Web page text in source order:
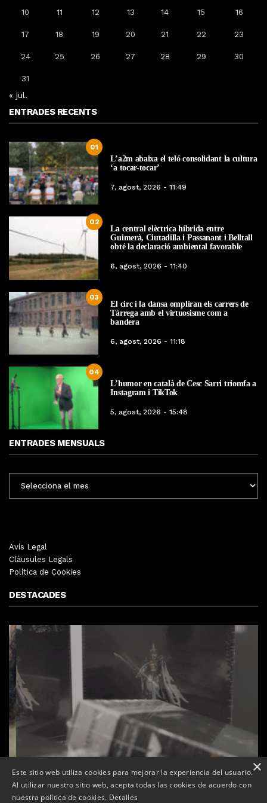
10 11 12 13 14 15 16
17 18 19 20 21 22 23
24 25 26 27 28 29 30
31
« jul.
ENTRADES RECENTS
01
L’a2m abaixa el teló consolidant la cultura
‘a tocar-tocar’
7, agost, 2026 - 11:49
02
La central elèctrica híbrida entre
Guimerà, Ciutadilla i Passanant i Belltall
obté la declaració ambiental favorable
6, agost, 2026 - 11:40
03
El circ i la dansa ompliran els carrers de
Tàrrega amb el virtuosisme com a
bandera
6, agost, 2026 - 11:18
04
L’humor en català de Cesc Sarri triomfa a
Instagram i TikTok
5, agost, 2026 - 15:48
ENTRADES MENSUALS
MENSUALS
Avís Legal
Clàusules Legals
Política de Cookies
DESTACADES
×
Este sitio web utiliza cookies para mejorar la experiencia del usuario.
Al utilizar nuestro sitio web, acepta todas las cookies de acuerdo con
nuestra política de cookies. Detalles